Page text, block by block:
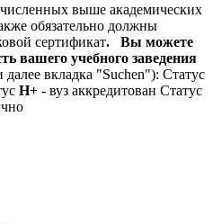
выше академических
обязательно должны
сертификат.
Вы можете
вашего учебного заведения
вкладка "Suchen"): Статус
Н+ - вуз аккредитован Статус